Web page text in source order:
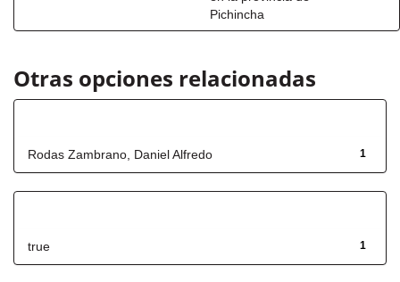
Pichincha
Otras opciones relacionadas
1
Rodas Zambrano, Daniel Alfredo
1
true